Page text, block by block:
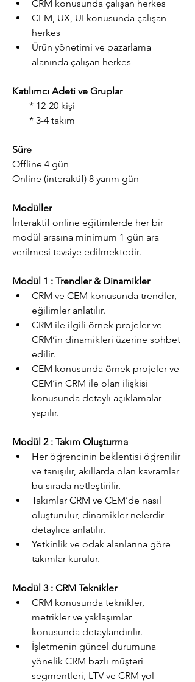
CRM konusunda çalışan herkes
CEM, UX, UI konusunda çalışan
herkes
Ürün yönetimi ve pazarlama
alanında çalışan herkes
Katılımcı Adeti ve Gruplar
* 12-20 kişi
* 3-4 takım
Süre
Offline 4 gün
Online (interaktif) 8 yarım gün
Modüller
İnteraktif online eğitimlerde her bir
modül arasına minimum 1 gün ara
verilmesi tavsiye edilmektedir.
Modül 1 : Trendler & Dinamikler
CRM ve CEM konusunda trendler,
eğilimler anlatılır.
CRM ile ilgili örnek projeler ve
CRM’in dinamikleri üzerine sohbet
edilir.
CEM konusunda örnek projeler ve
CEM’in CRM ile olan ilişkisi
konusunda detaylı açıklamalar
yapılır.
Modül 2 : Takım Oluşturma
Her öğrencinin beklentisi öğrenilir
ve tanışılır, akıllarda olan kavramlar
bu sırada netleştirilir.
Takımlar CRM ve CEM’de nasıl
oluşturulur, dinamikler nelerdir
detaylıca anlatılır.
Yetkinlik ve odak alanlarına göre
takımlar kurulur.
Modül 3 : CRM Teknikler
CRM konusunda teknikler,
metrikler ve yaklaşımlar
konusunda detaylandırılır.
İşletmenin güncel durumuna
yönelik CRM bazlı müşteri
segmentleri, LTV ve CRM yol